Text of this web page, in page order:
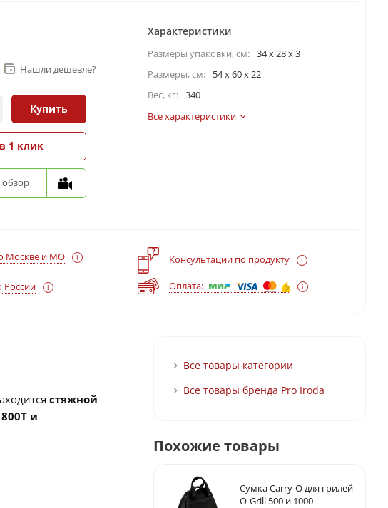
Нашли дешевле?
Купить
1 клик
обзор
Характеристики
Размеры упаковки, cм: 34 x 28 x 3
Размеры, см:
54 x 60 x 22
Вес, кг: 340
Все характеристики
Москве и МО ?
Консультации по продукту
России Оплата:
стяжной
и
Все товары категории
Все товары бренда Pro Iroda
Похожие товары
Сумка Carry-O для грилей
O-Grill 500 и 1000